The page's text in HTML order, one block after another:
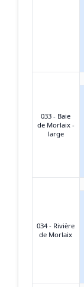
033 - Baie
de Morlaix -
large
034 - Rivière
de Morlaix